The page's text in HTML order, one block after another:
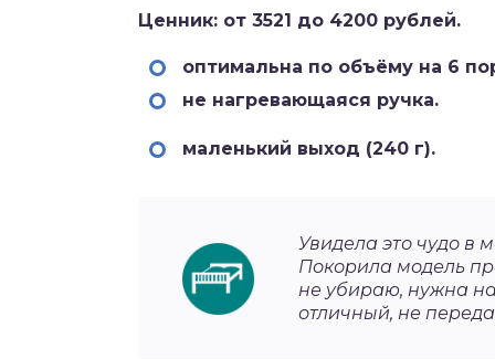
Ценник: от 3521 до 4200 рублей.
оптимальна по объёму на 6
не нагревающаяся ручка.
маленький выход (240 г).
Увидела это чудо в
Покорила модель
не убираю, нужна на
отличный, не